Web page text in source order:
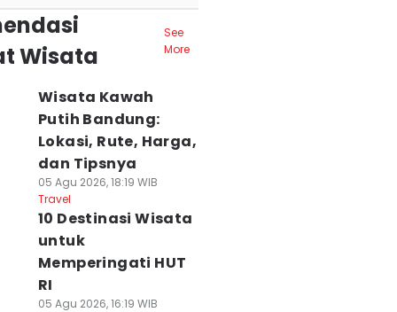
Wisata
See
More
Wisata Kawah
Putih Bandung:
Lokasi, Rute, Harga,
dan Tipsnya
05 Agu 2026, 18:19 WIB
Travel
10 Destinasi Wisata
untuk
Memperingati HUT
RI
05 Agu 2026, 16:19 WIB